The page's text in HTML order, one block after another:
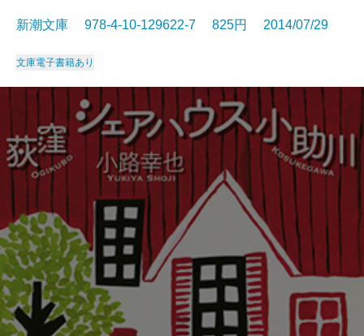
新潮文庫 978-4-10-129622-7 825円 2014/07/29
文庫電子書籍あり